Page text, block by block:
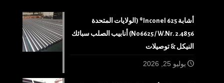
أشابة 625 Inconel® (الولايات المتحدة
N06625 / W.Nr. 2.4856) أنابيب الصلب سبائك
النيكل & توصيلات
يوليو 25, 2026